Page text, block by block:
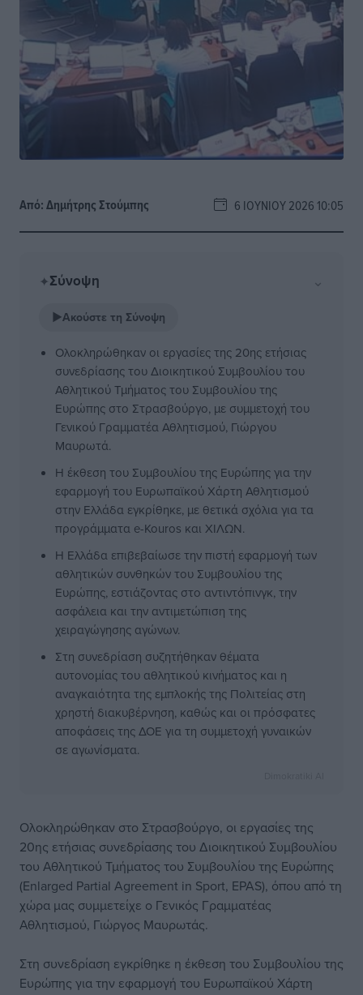
Από:Δημήτρης Στούμπης 6 ΙΟΥΝΊΟΥ 2026 10:05
✦Σύνοψη ⌄
▶Ακούστε τη Σύνοψη
Ολοκληρώθηκαν οι εργασίες της 20ης ετήσιας
συνεδρίασης του Διοικητικού Συμβουλίου του
Αθλητικού Τμήματος του Συμβουλίου της
Ευρώπης στο Στρασβούργο, με συμμετοχή του
Γενικού Γραμματέα Αθλητισμού, Γιώργου
Μαυρωτά.
Η έκθεση του Συμβουλίου της Ευρώπης για την
εφαρμογή του Ευρωπαϊκού Χάρτη Αθλητισμού
στην Ελλάδα εγκρίθηκε, με θετικά σχόλια για τα
προγράμματα e-Kouros και ΧΙΛΩΝ.
Η Ελλάδα επιβεβαίωσε την πιστή εφαρμογή των
αθλητικών συνθηκών του Συμβουλίου της
Ευρώπης, εστιάζοντας στο αντιντόπινγκ, την
ασφάλεια και την αντιμετώπιση της
χειραγώγησης αγώνων.
Στη συνεδρίαση συζητήθηκαν θέματα
αυτονομίας του αθλητικού κινήματος και η
αναγκαιότητα της εμπλοκής της Πολιτείας στη
χρηστή διακυβέρνηση, καθώς και οι πρόσφατες
αποφάσεις της ΔΟΕ για τη συμμετοχή γυναικών
σε αγωνίσματα.
Ολοκληρώθηκαν στο Στρασβούργο, οι εργασίες της
20ης ετήσιας συνεδρίασης του Διοικητικού Συμβουλίου
του Αθλητικού Τμήματος του Συμβουλίου της Ευρώπης
(Enlarged Partial Agreement in Sport, EPAS), όπου από τη
χώρα μας συμμετείχε ο Γενικός Γραμματέας
Αθλητισμού, Γιώργος Μαυρωτάς.
Στη συνεδρίαση εγκρίθηκε η έκθεση του Συμβουλίου της
Ευρώπης για την εφαρμογή του Ευρωπαϊκού Χάρτη